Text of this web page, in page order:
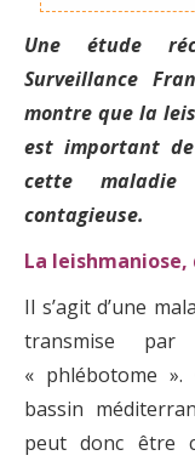
Une étude
Surveillance
montre que la
est important
cette maladie
contagieuse.
La leishmaniose,
Il s’agit d’une
transmise
« phlébotome
bassin
peut donc être